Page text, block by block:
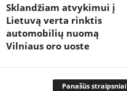
Sklandžiam atvykimui į
Lietuvą verta rinktis
automobilių nuomą
Vilniaus oro uoste
Panašūs straipsniai